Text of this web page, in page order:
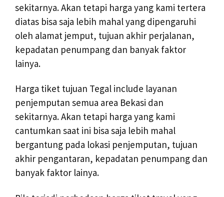
sekitarnya. Akan tetapi harga yang kami tertera
diatas bisa saja lebih mahal yang dipengaruhi
oleh alamat jemput, tujuan akhir perjalanan,
kepadatan penumpang dan banyak faktor
lainya.
Harga tiket tujuan Tegal include layanan
penjemputan semua area Bekasi dan
sekitarnya. Akan tetapi harga yang kami
cantumkan saat ini bisa saja lebih mahal
bergantung pada lokasi penjemputan, tujuan
akhir pengantaran, kepadatan penumpang dan
banyak faktor lainya.